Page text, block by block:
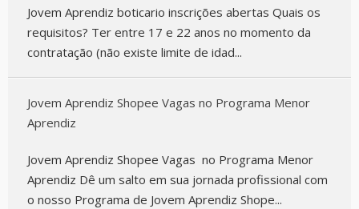
Jovem Aprendiz boticario inscrições abertas Quais os
requisitos? Ter entre 17 e 22 anos no momento da
contratação (não existe limite de idad...
Jovem Aprendiz Shopee Vagas no Programa Menor
Aprendiz
Jovem Aprendiz Shopee Vagas no Programa Menor
Aprendiz Dê um salto em sua jornada profissional com
o nosso Programa de Jovem Aprendiz Shope...